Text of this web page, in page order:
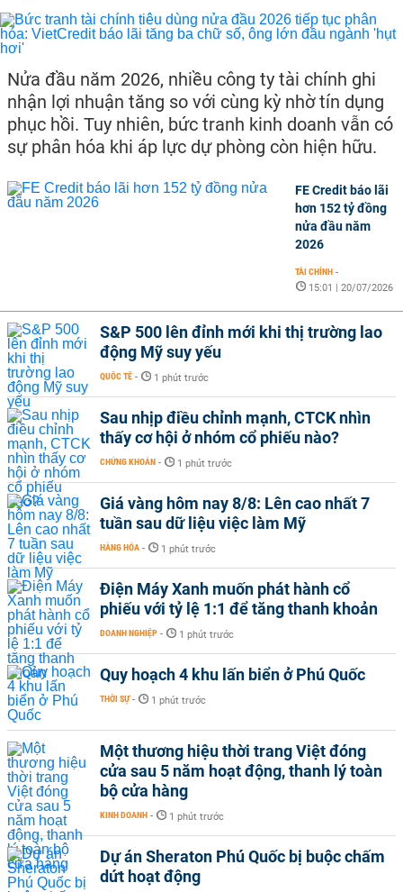
Nửa đầu năm 2026, nhiều công ty tài chính ghi
nhận lợi nhuận tăng so với cùng kỳ nhờ tín dụng
phục hồi. Tuy nhiên, bức tranh kinh doanh vẫn có
sự phân hóa khi áp lực dự phòng còn hiện hữu.
FE Credit báo lãi
hơn 152 tỷ đồng
nửa đầu năm
2026
TÀI CHÍNH -
15:01 | 20/07/2026
S&P 500 lên đỉnh mới khi thị trường lao
động Mỹ suy yếu
QUỐC TẾ - 1 phút trước
Sau nhịp điều chỉnh mạnh, CTCK nhìn
thấy cơ hội ở nhóm cổ phiếu nào?
CHỨNG KHOÁN - 1 phút trước
Giá vàng hôm nay 8/8: Lên cao nhất 7
tuần sau dữ liệu việc làm Mỹ
HÀNG HÓA - 1 phút trước
Điện Máy Xanh muốn phát hành cổ
phiếu với tỷ lệ 1:1 để tăng thanh khoản
DOANH NGHIỆP - 1 phút trước
Quy hoạch 4 khu lấn biển ở Phú Quốc
THỜI SỰ - 1 phút trước
Một thương hiệu thời trang Việt đóng
cửa sau 5 năm hoạt động, thanh lý toàn
bộ cửa hàng
KINH DOANH - 1 phút trước
Dự án Sheraton Phú Quốc bị buộc chấm
dứt hoạt động